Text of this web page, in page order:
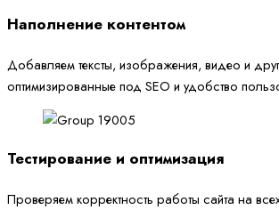
Наполнение контентом
Добавляем тексты, изображения, видео и
оптимизированные под SEO и удобство
Тестирование и оптимизация
Проверяем корректность работы сайта на